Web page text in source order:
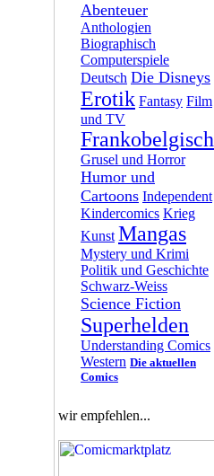
Abenteuer
Anthologien
Biographisch
Computerspiele
Deutsch Die Disneys
Erotik Fantasy Film
und TV
Frankobelgisch
Grusel und Horror
Humor und
Cartoons Independent
Kindercomics Krieg
Kunst Mangas
Mystery und Krimi
Politik und Geschichte
Schwarz-Weiss
Science Fiction
Superhelden
Understanding Comics
Western Die aktuellen
Comics
wir empfehlen...